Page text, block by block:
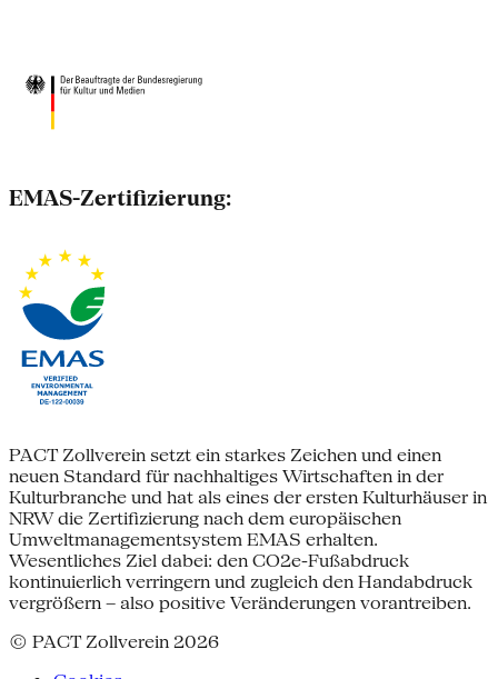
EMAS-Zertifizierung:
PACT Zollverein setzt ein starkes Zeichen und einen
neuen Standard für nachhaltiges Wirtschaften in der
Kulturbranche und hat als eines der ersten Kulturhäuser in
NRW die Zertifizierung nach dem europäischen
Umweltmanagementsystem EMAS erhalten.
Wesentliches Ziel dabei: den CO2e-Fußabdruck
kontinuierlich verringern und zugleich den Handabdruck
vergrößern – also positive Veränderungen vorantreiben.
© PACT Zollverein 2026